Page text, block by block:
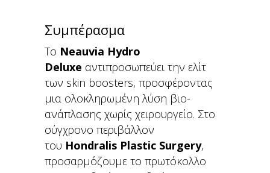
Συμπέρασμα
Το Neauvia Hydro
Deluxe αντιπροσωπεύει την ελίτ
των skin boosters, προσφέροντας
μια ολοκληρωμένη λύση βιο-
ανάπλασης χωρίς χειρουργείο. Στο
σύγχρονο περιβάλλον
του Hondralis Plastic Surgery,
προσαρμόζουμε το πρωτόκολλο